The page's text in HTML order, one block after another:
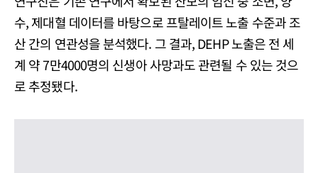
수, 제대혈 데이터를 바탕으로 프탈레이트 노출 수준과 조
산 간의 연관성을 분석했다. 그 결과, DEHP 노출은 전 세
계 약 7만4000명의 신생아 사망과도 관련될 수 있는 것으
로 추정됐다.